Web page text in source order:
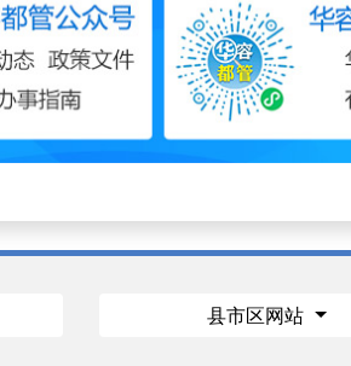
县市区网站